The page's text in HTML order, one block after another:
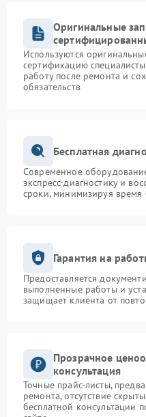
Оригинальные
Используются
сертификацию
работу после ремонта и
обязательств
Бесплатная
Современное
экспресс-диагностику и
сроки, минимизируя время
Гарантия на
Предоставляется
выполненные работы и
защищает клиента от
Прозрачное
консультация
Точные прайс-листы,
ремонта, отсутствие
бесплатной консультации